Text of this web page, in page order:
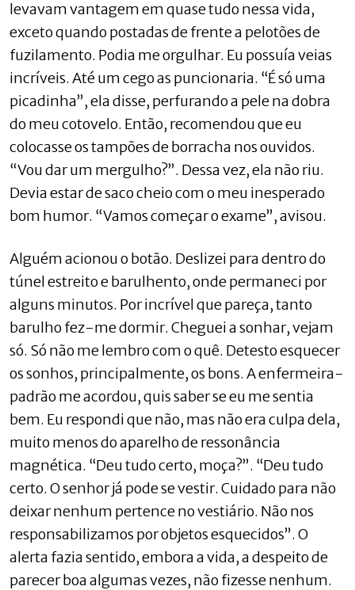
levavam vantagem em quase tudo nessa vida,
exceto quando postadas de frente a pelotões de
fuzilamento. Podia me orgulhar. Eu possuía veias
incríveis. Até um cego as puncionaria. “É só uma
picadinha”, ela disse, perfurando a pele na dobra
do meu cotovelo. Então, recomendou que eu
colocasse os tampões de borracha nos ouvidos.
“Vou dar um mergulho?”. Dessa vez, ela não riu.
Devia estar de saco cheio com o meu inesperado
bom humor. “Vamos começar o exame”, avisou.
Alguém acionou o botão. Deslizei para dentro do
túnel estreito e barulhento, onde permaneci por
alguns minutos. Por incrível que pareça, tanto
barulho fez-me dormir. Cheguei a sonhar, vejam
só. Só não me lembro com o quê. Detesto esquecer
os sonhos, principalmente, os bons. A enfermeira-
padrão me acordou, quis saber se eu me sentia
bem. Eu respondi que não, mas não era culpa dela,
muito menos do aparelho de ressonância
magnética. “Deu tudo certo, moça?”. “Deu tudo
certo. O senhor já pode se vestir. Cuidado para não
deixar nenhum pertence no vestiário. Não nos
responsabilizamos por objetos esquecidos”. O
alerta fazia sentido, embora a vida, a despeito de
parecer boa algumas vezes, não fizesse nenhum.